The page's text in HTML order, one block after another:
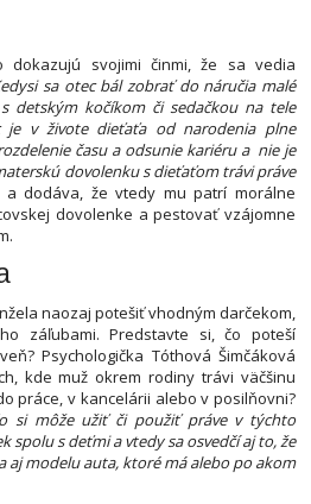
dokazujú svojimi činmi, že sa vedia
sa otec bál zobrať do náručia malé
detským kočíkom či sedačkou na tele
je v živote dieťaťa od narodenia plne
času a odsunie kariéru a nie je
dovolenku s dieťaťom trávi práve
dodáva, že vtedy mu patrí morálne
dovolenke a pestovať vzájomne
naozaj potešiť vhodným darčekom,
záľubami. Predstavte si, čo poteší
Psychologička Tóthová Šimčáková
kde muž okrem rodiny trávi väčšinu
práce, v kancelárii alebo v posilňovni?
si môže užiť či použiť práve v týchto
spolu s deťmi a vtedy sa osvedčí aj to, že
aj modelu auta, ktoré má alebo po akom